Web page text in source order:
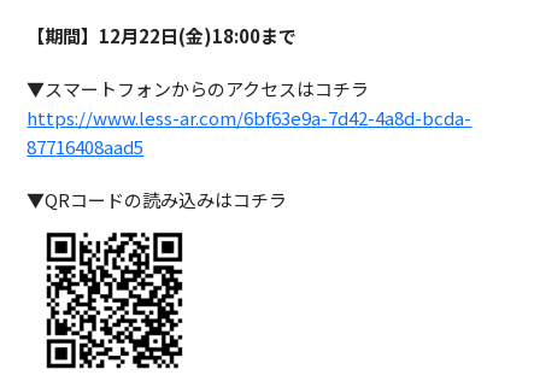
【期間】12月22日(金)18:00まで
▼スマートフォンからのアクセスはコチラ
https://www.less-ar.com/6bf63e9a-7d42-4a8d-bcda-
87716408aad5
▼QRコードの読み込みはコチラ